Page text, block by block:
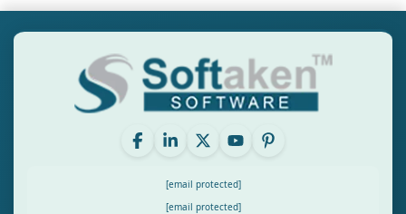
[email protected]
[email protected]